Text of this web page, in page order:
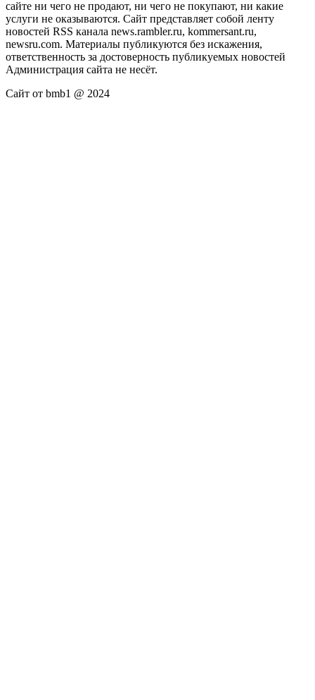
сайте ни чего не продают, ни чего не покупают, ни какие
услуги не оказываются. Сайт представляет собой ленту
новостей RSS канала news.rambler.ru, kommersant.ru,
newsru.com. Материалы публикуются без искажения,
ответственность за достоверность публикуемых новостей
Администрация сайта не несёт.
Сайт от bmb1 @ 2024